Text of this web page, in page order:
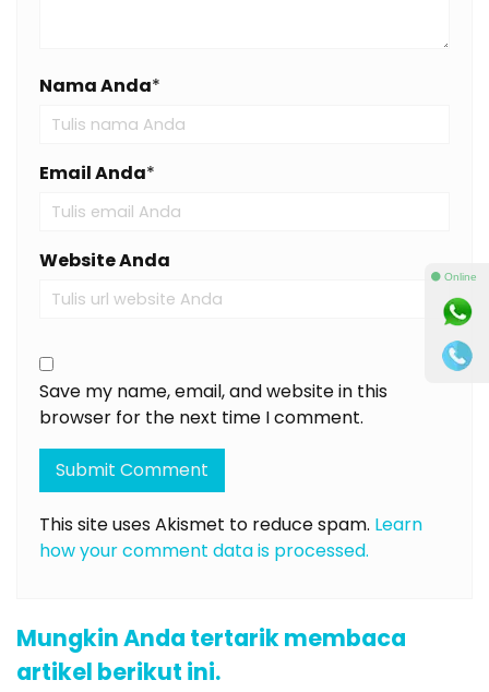
Nama Anda*
Email Anda*
Website Anda
Save my name, email, and website in this
browser for the next time I comment.
This site uses Akismet to reduce spam. Learn
how your comment data is processed.
Mungkin Anda tertarik membaca
artikel berikut ini.
⚫ Online